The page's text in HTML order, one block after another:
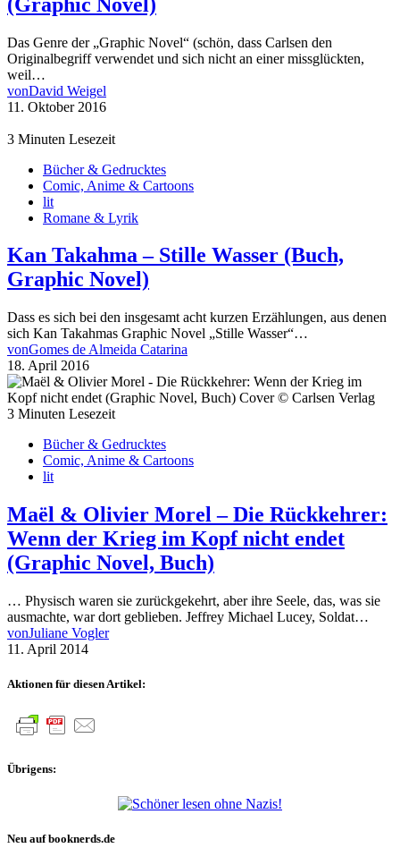
Das Genre der „Graphic Novel“ (schön, dass Carlsen den
Originalbegriff verwendet und sich nicht an einer missglückten,
weil…
vonDavid Weigel
11. Oktober 2016
3 Minuten Lesezeit
Bücher & Gedrucktes
Comic, Anime & Cartoons
lit
Romane & Lyrik
Kan Takahma – Stille Wasser (Buch,
Graphic Novel)
Dass es sich bei den insgesamt acht kurzen Erzählungen, aus denen
sich Kan Takahmas Graphic Novel „Stille Wasser“…
vonGomes de Almeida Catarina
18. April 2016
3 Minuten Lesezeit
Bücher & Gedrucktes
Comic, Anime & Cartoons
lit
Maël & Olivier Morel – Die Rückkehrer:
Wenn der Krieg im Kopf nicht endet
(Graphic Novel, Buch)
… Physisch waren sie zurückgekehrt, aber ihre Seele, das, was sie
ausmachte, war dort geblieben. Jeffrey Michael Lucey, Soldat…
vonJuliane Vogler
11. April 2014
Aktionen für diesen Artikel:
Übrigens:
Neu auf booknerds.de